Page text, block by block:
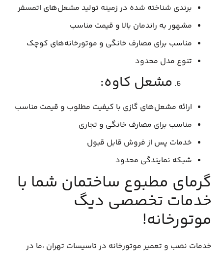
برندی شناخته شده در زمینه تولید مشعل‌های اتمسفر
مشهور به راندمان بالا و قیمت مناسب
مناسب برای مصارف خانگی و موتورخانه‌های کوچک
تنوع مدل محدود
مشعل کاوه:
ارائه مشعل‌های گازی با کیفیت مطلوب و قیمت مناسب
مناسب برای مصارف خانگی و تجاری
خدمات پس از فروش قابل قبول
شبکه نمایندگی محدود
گرمای مطبوع ساختمان شما با
خدمات تخصصی دیگ
موتورخانه!
خدمات نصب و تعمیر موتورخانه در تاسیسات تهران ،ما در